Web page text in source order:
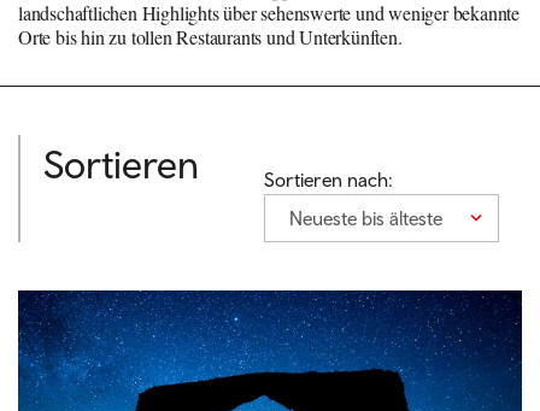
landschaftlichen Highlights über sehenswerte und weniger bekannte
Orte bis hin zu tollen Restaurants und Unterkünften.
Sortieren
Sortieren nach:
Neueste bis älteste